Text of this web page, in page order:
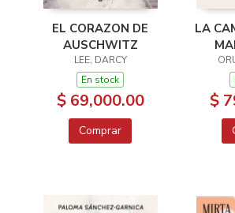
EL CORAZON DE
AUSCHWITZ
LEE, DARCY
En stock
$ 69,000.00
Comprar
LA
$